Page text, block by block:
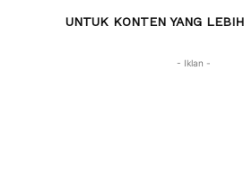
UNTUK KONTEN YANG
- Iklan -